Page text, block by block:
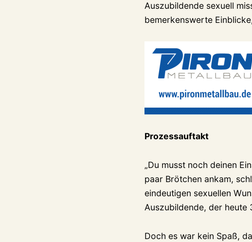
Auszubildende sexuell
bemerkenswerte
Prozessauftakt
„Du musst noch deinen
paar Brötchen ankam,
eindeutigen sexuellen
Auszubildende, der heute
Doch es war kein Spaß,